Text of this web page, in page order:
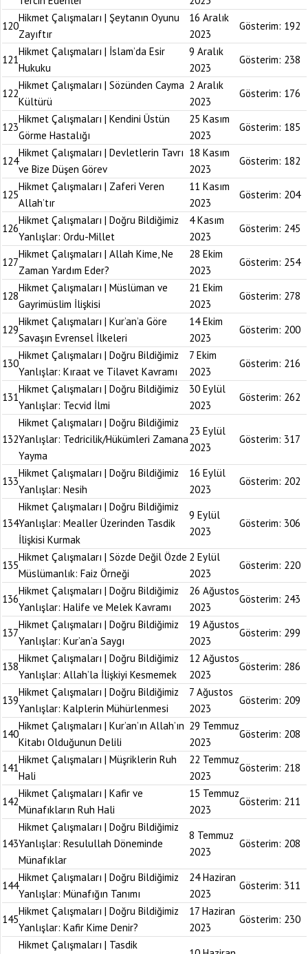
120
Hikmet Çalışmaları | Şeytanın Oyunu
Zayıftır
16 Aralık
2023
Gösterim: 192
121
Hikmet Çalışmaları | İslam’da Esir
Hukuku
9 Aralık
2023
Gösterim: 238
122
Hikmet Çalışmaları | Sözünden Cayma
Kültürü
2 Aralık
2023
Gösterim: 176
123
Hikmet Çalışmaları | Kendini Üstün
Görme Hastalığı
25 Kasım
2023
Gösterim: 185
124
Hikmet Çalışmaları | Devletlerin Tavrı
ve Bize Düşen Görev
18 Kasım
2023
Gösterim: 182
125
Hikmet Çalışmaları | Zaferi Veren
Allah’tır
11 Kasım
2023
Gösterim: 204
126
Hikmet Çalışmaları | Doğru Bildiğimiz
Yanlışlar: Ordu-Millet
4 Kasım
2023
Gösterim: 245
127
Hikmet Çalışmaları | Allah Kime, Ne
Zaman Yardım Eder?
28 Ekim
2023
Gösterim: 254
128
Hikmet Çalışmaları | Müslüman ve
Gayrimüslim İlişkisi
21 Ekim
2023
Gösterim: 278
129
Hikmet Çalışmaları | Kur’an’a Göre
Savaşın Evrensel İlkeleri
14 Ekim
2023
Gösterim: 200
130
Hikmet Çalışmaları | Doğru Bildiğimiz
Yanlışlar: Kıraat ve Tilavet Kavramı
7 Ekim
2023
Gösterim: 216
131
Hikmet Çalışmaları | Doğru Bildiğimiz
Yanlışlar: Tecvid İlmi
30 Eylül
2023
Gösterim: 262
132
Hikmet Çalışmaları | Doğru Bildiğimiz
Yanlışlar: Tedricilik/Hükümleri Zamana
Yayma
23 Eylül
2023
Gösterim: 317
133
Hikmet Çalışmaları | Doğru Bildiğimiz
Yanlışlar: Nesih
16 Eylül
2023
Gösterim: 202
134
Hikmet Çalışmaları | Doğru Bildiğimiz
Yanlışlar: Mealler Üzerinden Tasdik
İlişkisi Kurmak
9 Eylül
2023
Gösterim: 306
135
Hikmet Çalışmaları | Sözde Değil Özde
Müslümanlık: Faiz Örneği
2 Eylül
2023
Gösterim: 220
136
Hikmet Çalışmaları | Doğru Bildiğimiz
Yanlışlar: Halife ve Melek Kavramı
26 Ağustos
2023
Gösterim: 243
137
Hikmet Çalışmaları | Doğru Bildiğimiz
Yanlışlar: Kur’an’a Saygı
19 Ağustos
2023
Gösterim: 299
138
Hikmet Çalışmaları | Doğru Bildiğimiz
Yanlışlar: Allah’la İlişkiyi Kesmemek
12 Ağustos
2023
Gösterim: 286
139
Hikmet Çalışmaları | Doğru Bildiğimiz
Yanlışlar: Kalplerin Mühürlenmesi
7 Ağustos
2023
Gösterim: 209
140
Hikmet Çalışmaları | Kur’an’ın Allah’ın
Kitabı Olduğunun Delili
29 Temmuz
2023
Gösterim: 208
141
Hikmet Çalışmaları | Müşriklerin Ruh
Hali
22 Temmuz
2023
Gösterim: 218
142
Hikmet Çalışmaları | Kafir ve
Münafıkların Ruh Hali
15 Temmuz
2023
Gösterim: 211
143
Hikmet Çalışmaları | Doğru Bildiğimiz
Yanlışlar: Resulullah Döneminde
Münafıklar
8 Temmuz
2023
Gösterim: 208
144
Hikmet Çalışmaları | Doğru Bildiğimiz
Yanlışlar: Münafığın Tanımı
24 Haziran
2023
Gösterim: 311
145
Hikmet Çalışmaları | Doğru Bildiğimiz
Yanlışlar: Kafir Kime Denir?
17 Haziran
2023
Gösterim: 230
Hikmet Çalışmaları | Tasdik